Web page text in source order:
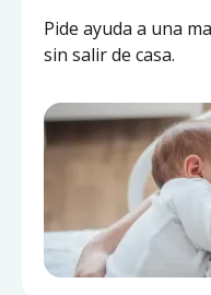
Pide ayuda a una
sin salir de casa.